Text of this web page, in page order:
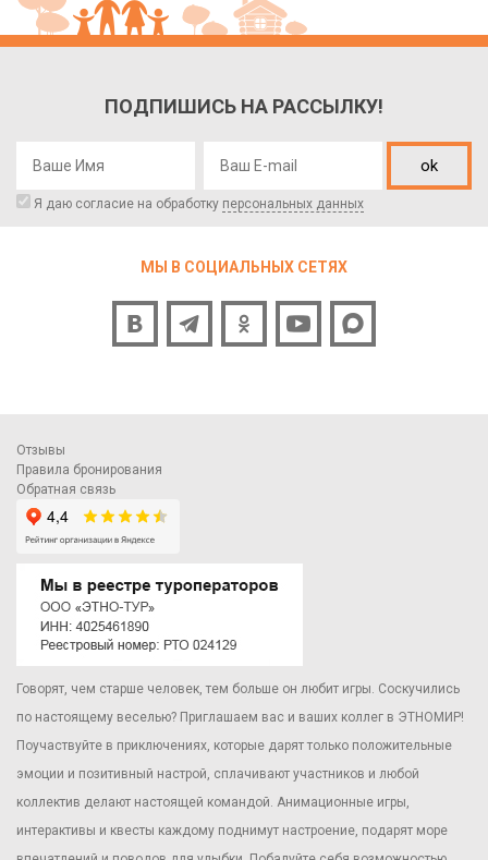
ПОДПИШИСЬ НА РАССЫЛКУ!
ok
Я даю согласие на обработку персональных данных
МЫ В СОЦИАЛЬНЫХ СЕТЯХ
Отзывы
Правила бронирования
Обратная связь
Говорят, чем старше человек, тем больше он любит игры. Соскучились
по настоящему веселью? Приглашаем вас и ваших коллег в ЭТНОМИР!
Поучаствуйте в приключениях, которые дарят только положительные
эмоции и позитивный настрой, сплачивают участников и любой
коллектив делают настоящей командой. Анимационные игры,
интерактивы и квесты каждому поднимут настроение, подарят море